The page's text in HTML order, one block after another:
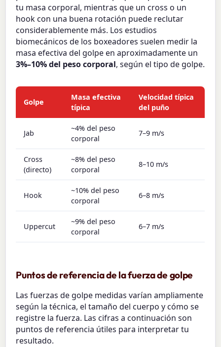
tu masa corporal, mientras que un cross o un
hook con una buena rotación puede reclutar
considerablemente más. Los estudios
biomecánicos de los boxeadores suelen medir la
masa efectiva del golpe en aproximadamente un
3%–10% del peso corporal, según el tipo de golpe.
Golpe
Masa efectiva
típica
Velocidad típica
del puño
Jab
~4% del peso
corporal
7–9 m/s
Cross
(directo)
~8% del peso
corporal
8–10 m/s
Hook
~10% del peso
corporal
6–8 m/s
Uppercut
~9% del peso
corporal
6–7 m/s
Puntos de referencia de la fuerza de golpe
Las fuerzas de golpe medidas varían ampliamente
según la técnica, el tamaño del cuerpo y cómo se
registre la fuerza. Las cifras a continuación son
puntos de referencia útiles para interpretar tu
resultado.